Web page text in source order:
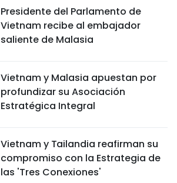
Presidente del Parlamento de
Vietnam recibe al embajador
saliente de Malasia
Vietnam y Malasia apuestan por
profundizar su Asociación
Estratégica Integral
Vietnam y Tailandia reafirman su
compromiso con la Estrategia de
las 'Tres Conexiones'